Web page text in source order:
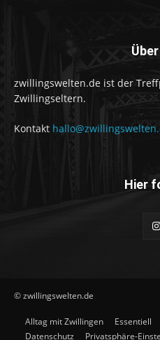
zwillingswelten.de ist der
Zwillingseltern.
Kontakt
Hier
© zwillingswelten.de
Alltag mit Zwillingen Essentiell
Datenschutz
Privatsphäre-